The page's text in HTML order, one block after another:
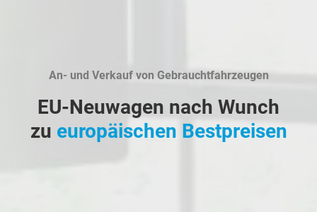
An- und Verkauf von Gebrauchtfahrzeugen
EU-Neuwagen nach Wunch
zu europäischen Bestpreisen